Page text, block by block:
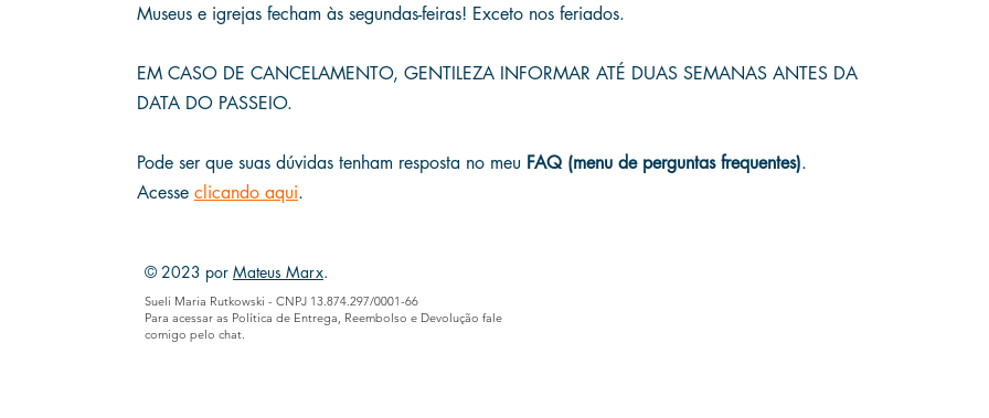
Museus e igrejas fecham às segundas-feiras! Exceto nos feriados.
EM CASO DE CANCELAMENTO, GENTILEZA INFORMAR ATÉ DUAS SEMANAS ANTES DA
DATA DO PASSEIO.
Pode ser que suas dúvidas tenham resposta no meu FAQ (menu de perguntas frequentes).
Acesse clicando aqui.
© 2023 por Mateus Marx.
Sueli Maria Rutkowski - CNPJ 13.874.297/0001-66
Para acessar as Política de Entrega, Reembolso e Devolução fale
comigo pelo chat.